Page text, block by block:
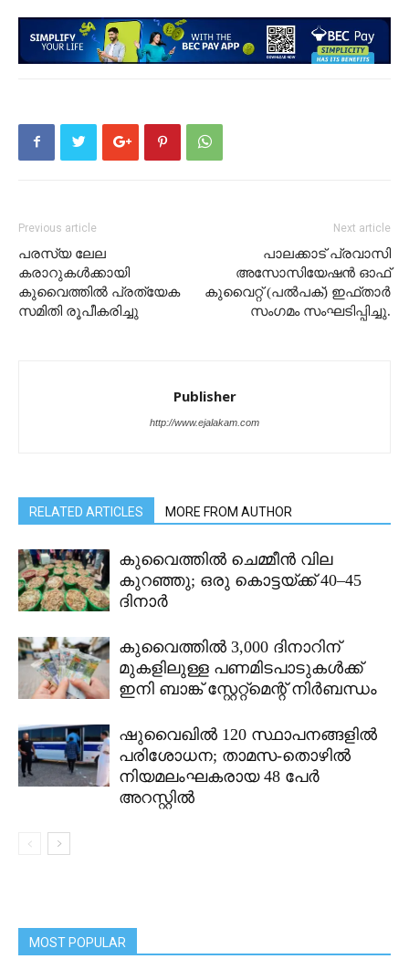
Previous article
പരസ്യ ലേല
കരാറുകൾക്കായി
കുവൈത്തിൽ പ്രത്യേക
സമിതി രൂപീകരിച്ചു
Next article
പാലക്കാട് പ്രവാസി
അസോസിയേഷൻ ഓഫ്
കുവൈറ്റ് (പൽപക്) ഇഫ്താർ
സംഗമം സംഘടിപ്പിച്ചു.
Publisher
http://www.ejalakam.com
RELATED ARTICLES MORE FROM AUTHOR
കുവൈത്തിൽ ചെമ്മീൻ വില
കുറഞ്ഞു; ഒരു കൊട്ടയ്ക്ക് 40–45
ദിനാർ
കുവൈത്തിൽ 3,000 ദിനാറിന്
മുകളിലുള്ള പണമിടപാടുകൾക്ക്
ഇനി ബാങ്ക് സ്റ്റേറ്റ്മെന്റ് നിർബന്ധം
ഷുവൈഖിൽ 120 സ്ഥാപനങ്ങളിൽ
പരിശോധന; താമസ-തൊഴിൽ
നിയമലംഘകരായ 48 പേർ
അറസ്റ്റിൽ
MOST POPULAR